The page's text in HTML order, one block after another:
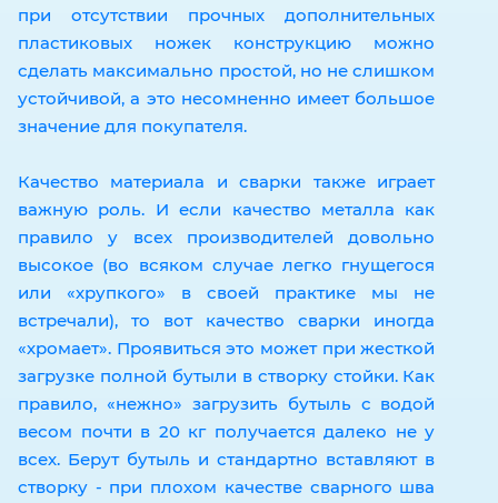
при отсутствии прочных дополнительных
пластиковых ножек конструкцию можно
сделать максимально простой, но не слишком
устойчивой, а это несомненно имеет большое
значение для покупателя.
Качество материала и сварки также играет
важную роль. И если качество металла как
правило у всех производителей довольно
высокое (во всяком случае легко гнущегося
или «хрупкого» в своей практике мы не
встречали), то вот качество сварки иногда
«хромает». Проявиться это может при жесткой
загрузке полной бутыли в створку стойки. Как
правило, «нежно» загрузить бутыль с водой
весом почти в 20 кг получается далеко не у
всех. Берут бутыль и стандартно вставляют в
створку - при плохом качестве сварного шва